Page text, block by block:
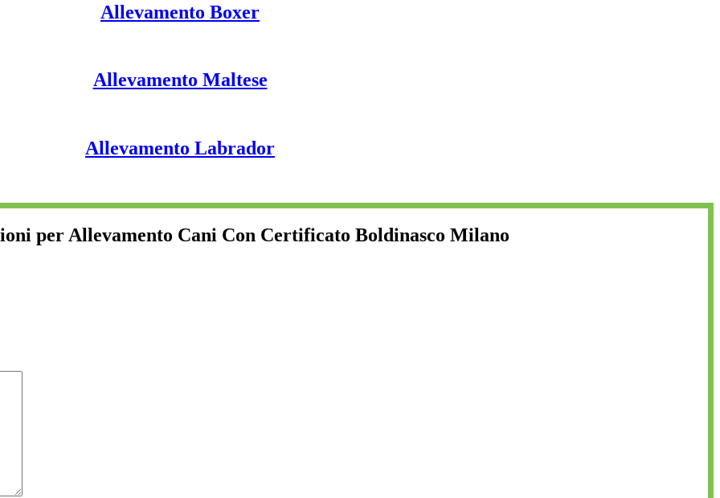
Allevamento Boxer
Allevamento Maltese
Allevamento Labrador
per Allevamento Cani Con Certificato Boldinasco Milano